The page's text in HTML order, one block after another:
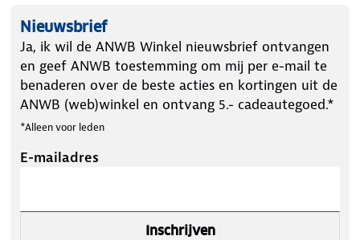
Nieuwsbrief
Ja, ik wil de ANWB Winkel nieuwsbrief ontvangen
en geef ANWB toestemming om mij per e-mail te
benaderen over de beste acties en kortingen uit de
ANWB (web)winkel en ontvang 5.- cadeautegoed.*
*Alleen voor leden
E-mailadres
Inschrijven